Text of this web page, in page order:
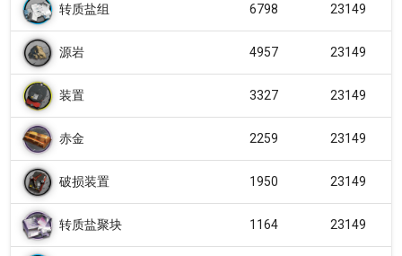
转质盐组 6798 23149
源岩 4957 23149
装置 3327 23149
赤金 2259 23149
破损装置 1950 23149
转质盐聚块 1164 23149